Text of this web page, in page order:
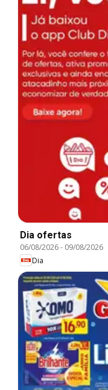
Dia ofertas
06/08/2026- 09/08/2026
Dia